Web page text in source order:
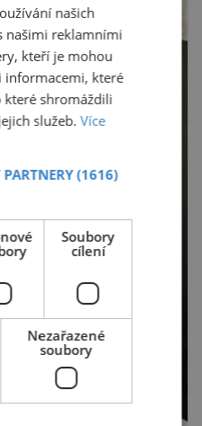
našich
našimi reklamními
kteří je mohou
informacemi, které
shromáždili
služeb.Více
PARTNERY(1616)
Soubory
cílení
Nezařazené
soubory